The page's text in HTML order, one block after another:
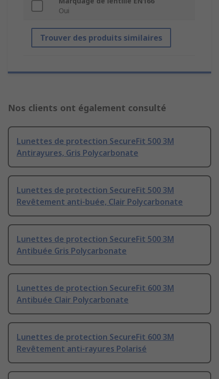
Oui
Trouver des produits similaires
Nos clients ont également consulté
Lunettes de protection SecureFit 500 3M
Antirayures, Gris Polycarbonate
Lunettes de protection SecureFit 500 3M
Revêtement anti-buée, Clair Polycarbonate
Lunettes de protection SecureFit 500 3M
Antibuée Gris Polycarbonate
Lunettes de protection SecureFit 600 3M
Antibuée Clair Polycarbonate
Lunettes de protection SecureFit 600 3M
Revêtement anti-rayures Polarisé